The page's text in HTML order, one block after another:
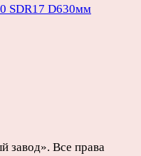
SDR17 D630мм
завод». Все права